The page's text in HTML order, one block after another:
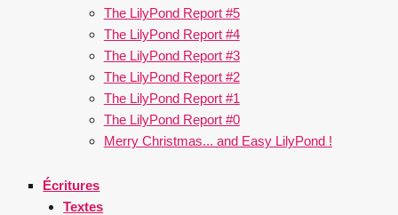
The LilyPond Report #5
The LilyPond Report #4
The LilyPond Report #3
The LilyPond Report #2
The LilyPond Report #1
The LilyPond Report #0
Merry Christmas... and Easy LilyPond !
Écritures
Textes